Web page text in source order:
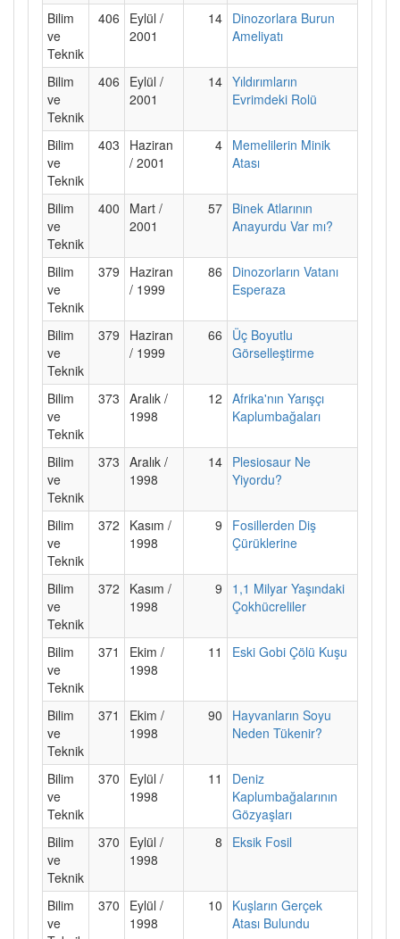
Bilim
ve
Teknik
406
Eylül /
2001
14 Dinozorlara Burun
Ameliyatı
Bilim
ve
Teknik
406
Eylül /
2001
14 Yıldırımların
Evrimdeki Rolü
Bilim
ve
Teknik
403
Haziran
/ 2001
4 Memelilerin Minik
Atası
Bilim
ve
Teknik
400
Mart /
2001
57 Binek Atlarının
Anayurdu Var mı?
Bilim
ve
Teknik
379
Haziran
/ 1999
86
Dinozorların Vatanı
Esperaza
Bilim
ve
Teknik
379
Haziran
/ 1999
66
Üç Boyutlu
Görselleştirme
Bilim
ve
Teknik
373 Aralık /
1998
12 Afrika'nın Yarışçı
Kaplumbağaları
Bilim
ve
Teknik
373 Aralık /
1998
14 Plesiosaur Ne
Yiyordu?
Bilim
ve
Teknik
372
Kasım /
1998
9
Fosillerden Diş
Çürüklerine
Bilim
ve
Teknik
372
Kasım /
1998
9
1,1 Milyar Yaşındaki
Çokhücreliler
Bilim
ve
Teknik
371
Ekim /
1998
11 Eski Gobi Çölü Kuşu
Bilim
ve
Teknik
371
Ekim /
1998
90
Hayvanların Soyu
Neden Tükenir?
Bilim
ve
Teknik
370
Eylül /
1998
11
Deniz
Kaplumbağalarının
Gözyaşları
Bilim
ve
Teknik
370
Eylül /
1998
8 Eksik Fosil
Bilim
ve
370
Eylül /
1998
10
Kuşların Gerçek
Atası Bulundu